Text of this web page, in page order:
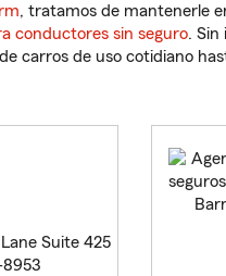
, tratamos de mantenerle
conductores sin seguro. Sin
carros de uso cotidiano
Suite 425
8953